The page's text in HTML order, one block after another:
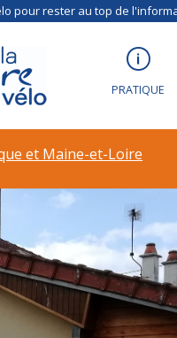
pour rester au top de
PRATIQUE
et Maine-et-Loire